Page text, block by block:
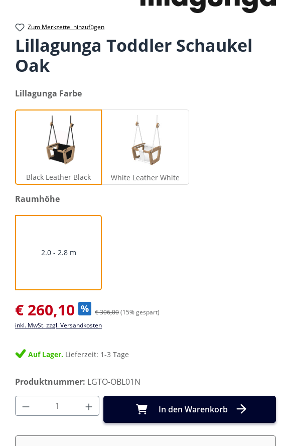
Zum Merkzettel hinzufügen
Lillagunga Toddler Schaukel
Oak
auswählen
Lillagunga Farbe
Black Leather Black
Black Leather Black
White Leather White
White Leather White
auswählen
Raumhöhe
2.0 - 2.8 m
Verkaufspreis:
€ 260,10 % € 306,00(15% gespart)
inkl. MwSt. zzgl. Versandkosten
Auf Lager. Lieferzeit: 1-3 Tage
Produktnummer: LGTO-OBL01N
Produkt Anzahl: Gib den gewünschten Wert
In den Warenkorb